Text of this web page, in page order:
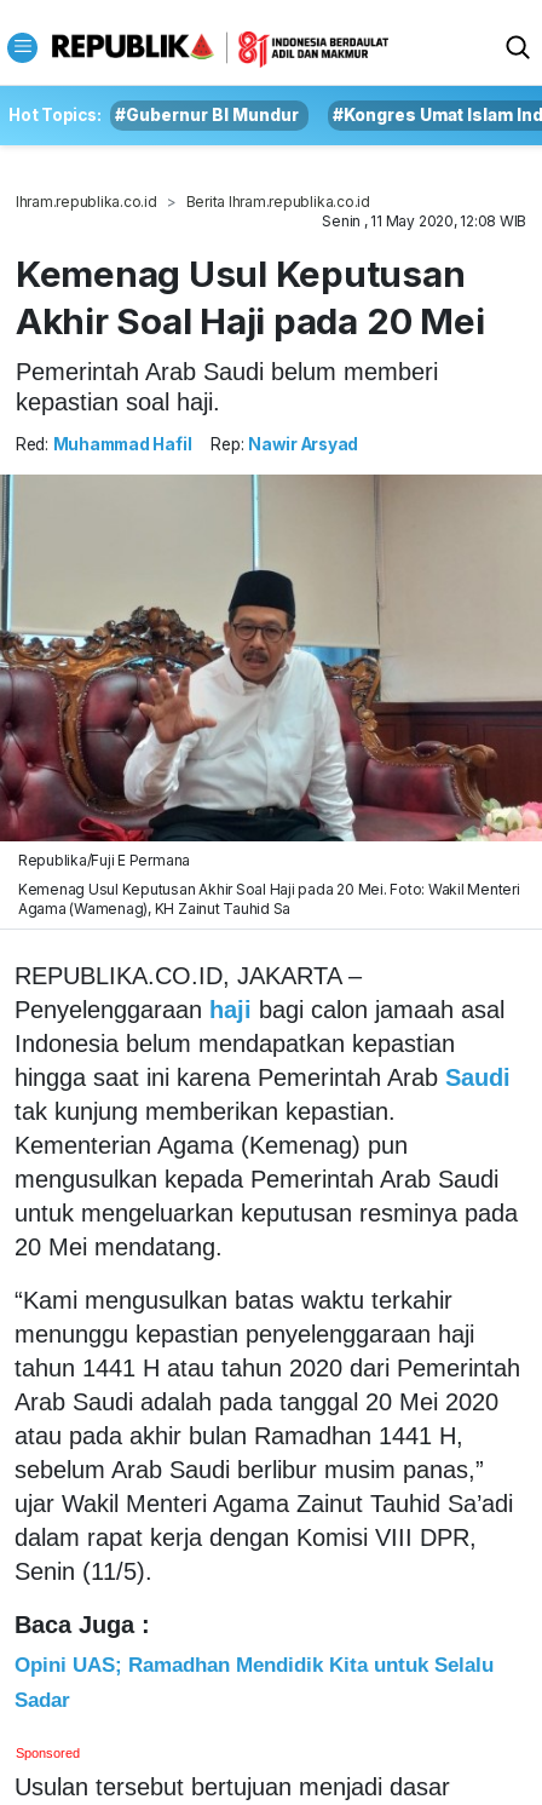
Hot Topics: #Gubernur BI Mundur #Kongres Umat Islam
Ihram.republika.co.id
Berita Ihram.republika.co.id
Senin , 11 May 2020, 12:08 WIB
Kemenag Usul Keputusan
Akhir Soal Haji pada 20 Mei
Pemerintah Arab Saudi belum memberi
kepastian soal haji.
Red: Muhammad Hafil Rep: Nawir Arsyad
Republika/Fuji E Permana
Kemenag Usul Keputusan Akhir Soal Haji pada 20 Mei. Foto: Wakil Menteri
Agama (Wamenag), KH Zainut Tauhid Sa
REPUBLIKA.CO.ID, JAKARTA –
Penyelenggaraan haji bagi calon jamaah asal
Indonesia belum mendapatkan kepastian
hingga saat ini karena Pemerintah Arab Saudi
tak kunjung memberikan kepastian.
Kementerian Agama (Kemenag) pun
mengusulkan kepada Pemerintah Arab Saudi
untuk mengeluarkan keputusan resminya pada
20 Mei mendatang.
“Kami mengusulkan batas waktu terkahir
menunggu kepastian penyelenggaraan haji
tahun 1441 H atau tahun 2020 dari Pemerintah
Arab Saudi adalah pada tanggal 20 Mei 2020
atau pada akhir bulan Ramadhan 1441 H,
sebelum Arab Saudi berlibur musim panas,”
ujar Wakil Menteri Agama Zainut Tauhid Sa’adi
dalam rapat kerja dengan Komisi VIII DPR,
Senin (11/5).
Baca Juga :
Opini UAS; Ramadhan Mendidik Kita untuk Selalu
Sadar
Sponsored
Usulan tersebut bertujuan menjadi dasar